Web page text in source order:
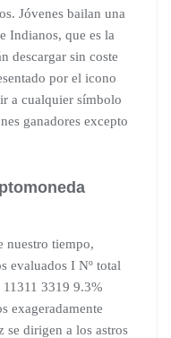
Jóvenes bailan una
Indianos, que es la
descargar sin coste
por el icono
a cualquier símbolo
ganadores excepto
nuestro tiempo,
evaluados I Nº total
3319 9.3%
exageradamente
se dirigen a los astros